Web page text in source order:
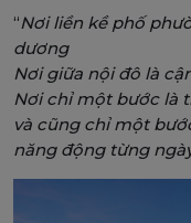
“Nơi liền kề phố
dương
Nơi giữa nội đô là
Nơi chỉ một bước là
và cũng chỉ một
năng động từng